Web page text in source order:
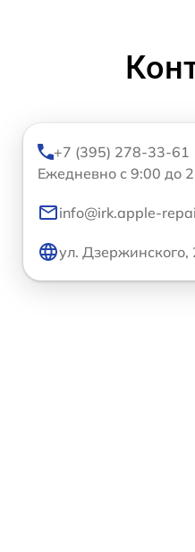
+7 (395) 278-33-61
Ежедневно с 9:00 до
info@irk.apple-
ул. Дзержинского,